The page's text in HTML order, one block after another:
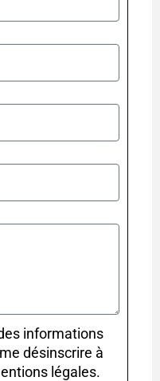
informations
désinscrire à
légales.